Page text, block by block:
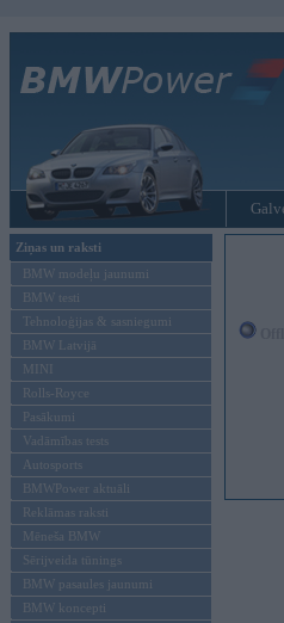
Ziņas un raksti
BMW modeļu jaunumi
BMW testi
Tehnoloģijas & sasniegumi
BMW Latvijā
MINI
Rolls-Royce
Pasākumi
Vadāmības tests
Autosports
BMWPower aktuāli
Reklāmas raksti
Mēneša BMW
Sērijveida tūnings
BMW pasaules jaunumi
BMW koncepti